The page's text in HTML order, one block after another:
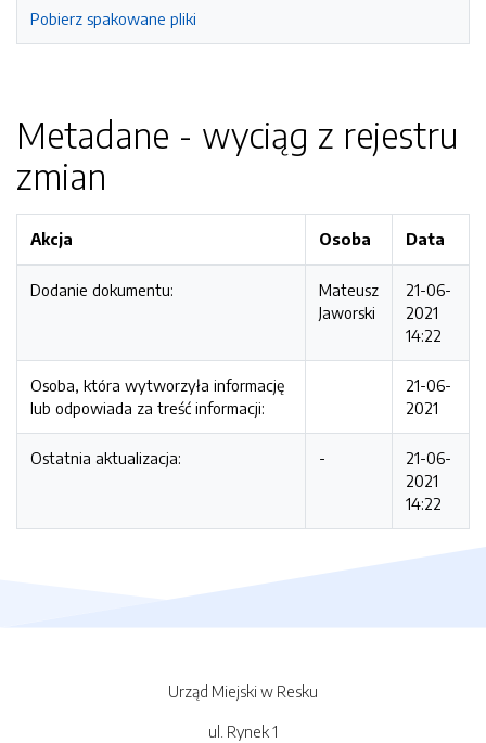
Pobierz spakowane pliki
Metadane - wyciąg z rejestru
zmian
Akcja Osoba Data
Dodanie dokumentu:
Mateusz
Jaworski
21-06-
2021
14:22
Osoba, która wytworzyła informację
lub odpowiada za treść informacji:
21-06-
2021
Ostatnia aktualizacja: -
21-06-
2021
14:22
Urząd Miejski w Resku
ul. Rynek 1